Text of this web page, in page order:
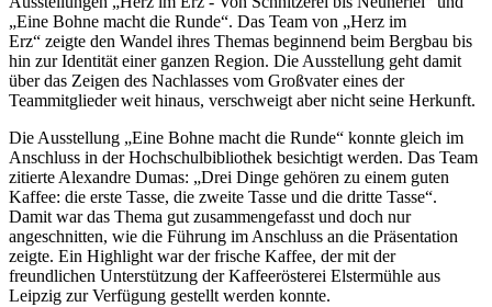
„Eine Bohne macht die Runde“. Das Team von „Herz im
Erz“ zeigte den Wandel ihres Themas beginnend beim Bergbau bis
hin zur Identität einer ganzen Region. Die Ausstellung geht damit
über das Zeigen des Nachlasses vom Großvater eines der
Teammitglieder weit hinaus, verschweigt aber nicht seine Herkunft.
Die Ausstellung „Eine Bohne macht die Runde“ konnte gleich im
Anschluss in der Hochschulbibliothek besichtigt werden. Das Team
zitierte Alexandre Dumas: „Drei Dinge gehören zu einem guten
Kaffee: die erste Tasse, die zweite Tasse und die dritte Tasse“.
Damit war das Thema gut zusammengefasst und doch nur
angeschnitten, wie die Führung im Anschluss an die Präsentation
zeigte. Ein Highlight war der frische Kaffee, der mit der
freundlichen Unterstützung der Kaffeerösterei Elstermühle aus
Leipzig zur Verfügung gestellt werden konnte.